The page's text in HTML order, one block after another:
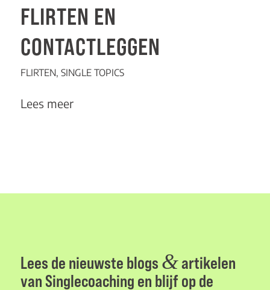
FLIRTEN EN
CONTACTLEGGEN
FLIRTEN, SINGLE TOPICS
Lees meer
Lees de nieuwste blogs &artikelen
van Singlecoaching en blijf op de